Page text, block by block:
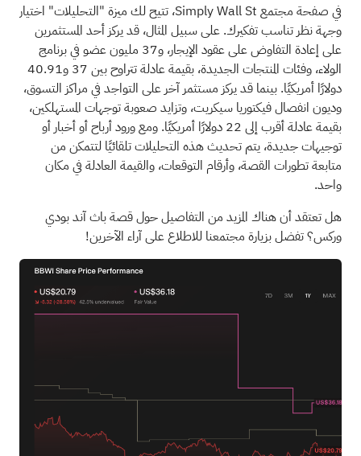
في صفحة مجتمع Simply Wall St، تتيح لك ميزة "التحليلات" اختيار
وجهة نظر تناسب تفكيرك. على سبيل المثال، قد يركز أحد المستثمرين
على إعادة التفاوض على عقود الإيجار، و37 مليون عضو في برنامج
الولاء، وفئات المنتجات الجديدة، بقيمة عادلة تتراوح بين 37 و40.91
دولارًا أمريكيًا. بينما قد يركز مستثمر آخر على التواجد في مراكز التسوق،
وديون انفصال فيكتوريا سيكريت، وتزايد صعوبة توجهات المستهلكين،
بقيمة عادلة أقرب إلى 22 دولارًا أمريكيًا. ومع ورود أرباح أو أخبار أو
توجيهات جديدة، يتم تحديث هذه التحليلات تلقائيًا لتتمكن من
متابعة تطورات القصة، وأرقام التوقعات، والقيمة العادلة في مكان
واحد.
هل تعتقد أن هناك المزيد من التفاصيل حول قصة باث آند بودي
وركس؟تفضل بزيارة مجتمعنا للاطلاع على آراء الآخرين!